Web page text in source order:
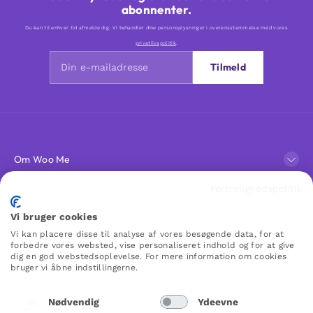
abonnenter.
Du kan til enhver tid afmelde dig. Vi behandler dine personoplysninger i overensstemmelse med vores
privatlivspolitik.
Tilmeld
Om Woo Me
Kundeservice
Favoritter
WOO ME
Vi bruger cookies
Vi kan placere disse til analyse af vores besøgende data, for at
forbedre vores websted, vise personaliseret indhold og for at give
dig en god webstedsoplevelse. For mere information om cookies
bruger vi åbne indstillingerne.
Nødvendig Ydeevne